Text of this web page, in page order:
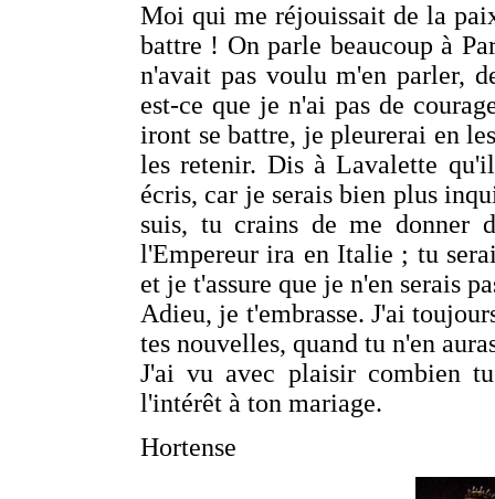
Moi qui me réjouissait de la
battre ! On parle beaucoup à
n'avait pas voulu m'en parler,
est-ce que je n'ai pas de
iront se battre, je pleurerai en
les retenir. Dis à Lavalette
écris, car je serais bien plus
suis, tu crains de me donner
l'Empereur ira en Italie ; tu
et je t'assure que je n'en serais
Adieu, je t'embrasse. J'ai
tes nouvelles, quand tu n'en
J'ai vu avec plaisir combien
l'intérêt à ton mariage.
Hortense